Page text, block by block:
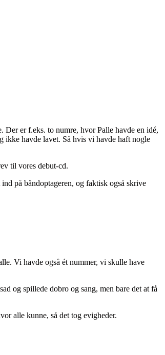
Der er f.eks. to numre, hvor Palle havde en idé,
ikke havde lavet. Så hvis vi havde haft nogle
til vores debut-cd.
på båndoptageren, og faktisk også skrive
Vi havde også ét nummer, vi skulle have
og spillede dobro og sang, men bare det at få
alle kunne, så det tog evigheder.